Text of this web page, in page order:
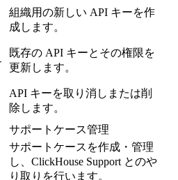
組織用の新しい API キーを作
成します。
既存の API キーとその権限を
更新します。
API キーを取り消しまたは削
除します。
サポートケース管理
サポートケースを作成・管理
し、ClickHouse Support とのや
り取りを行います。